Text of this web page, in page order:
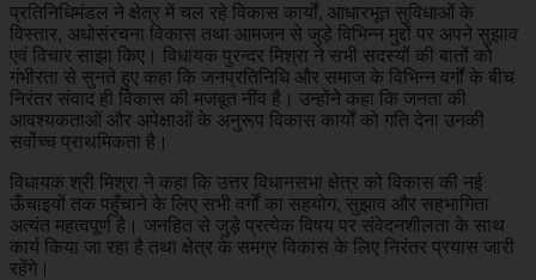
प्रतिनिधिमंडल ने क्षेत्र में चल रहे विकास कार्यों, आधारभूत सुविधाओं के
विस्तार, अधोसंरचना विकास तथा आमजन से जुड़े विभिन्न मुद्दों पर अपने सुझाव
एवं विचार साझा किए। विधायक पुरन्दर मिश्रा ने सभी सदस्यों की बातों को
गंभीरता से सुनते हुए कहा कि जनप्रतिनिधि और समाज के विभिन्न वर्गों के बीच
निरंतर संवाद ही विकास की मजबूत नींव है। उन्होंने कहा कि जनता की
आवश्यकताओं और अपेक्षाओं के अनुरूप विकास कार्यों को गति देना उनकी
सर्वोच्च प्राथमिकता है।
विधायक श्री मिश्रा ने कहा कि उत्तर विधानसभा क्षेत्र को विकास की नई
ऊँचाइयों तक पहुँचाने के लिए सभी वर्गों का सहयोग, सुझाव और सहभागिता
अत्यंत महत्वपूर्ण है। जनहित से जुड़े प्रत्येक विषय पर संवेदनशीलता के साथ
कार्य किया जा रहा है तथा क्षेत्र के समग्र विकास के लिए निरंतर प्रयास जारी
रहेंगे।